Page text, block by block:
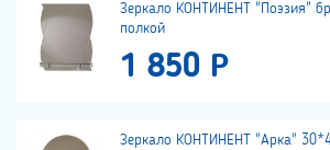
Зеркало КОНТИНЕНТ "Поэзия"
полкой
1 850 Р
Зеркало КОНТИНЕНТ "Арка"